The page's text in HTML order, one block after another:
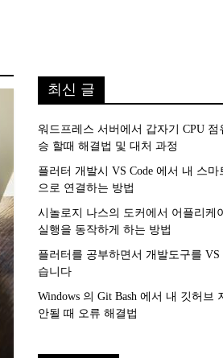
최신 글
워드프레스 서버에서 갑자기 CPU 점
승 할때 해결법 및 대처 과정
플러터 개발시 VS Code 에서 내 스마
으로 연결하는 방법
시놀로지 나스의 도커에서 어플리케
실행을 동작하게 하는 방법
플러터를 공부하면서 개발도구를 VS
습니다
Windows 의 Git Bash 에서 내 깃허브
안될 때 오류 해결법